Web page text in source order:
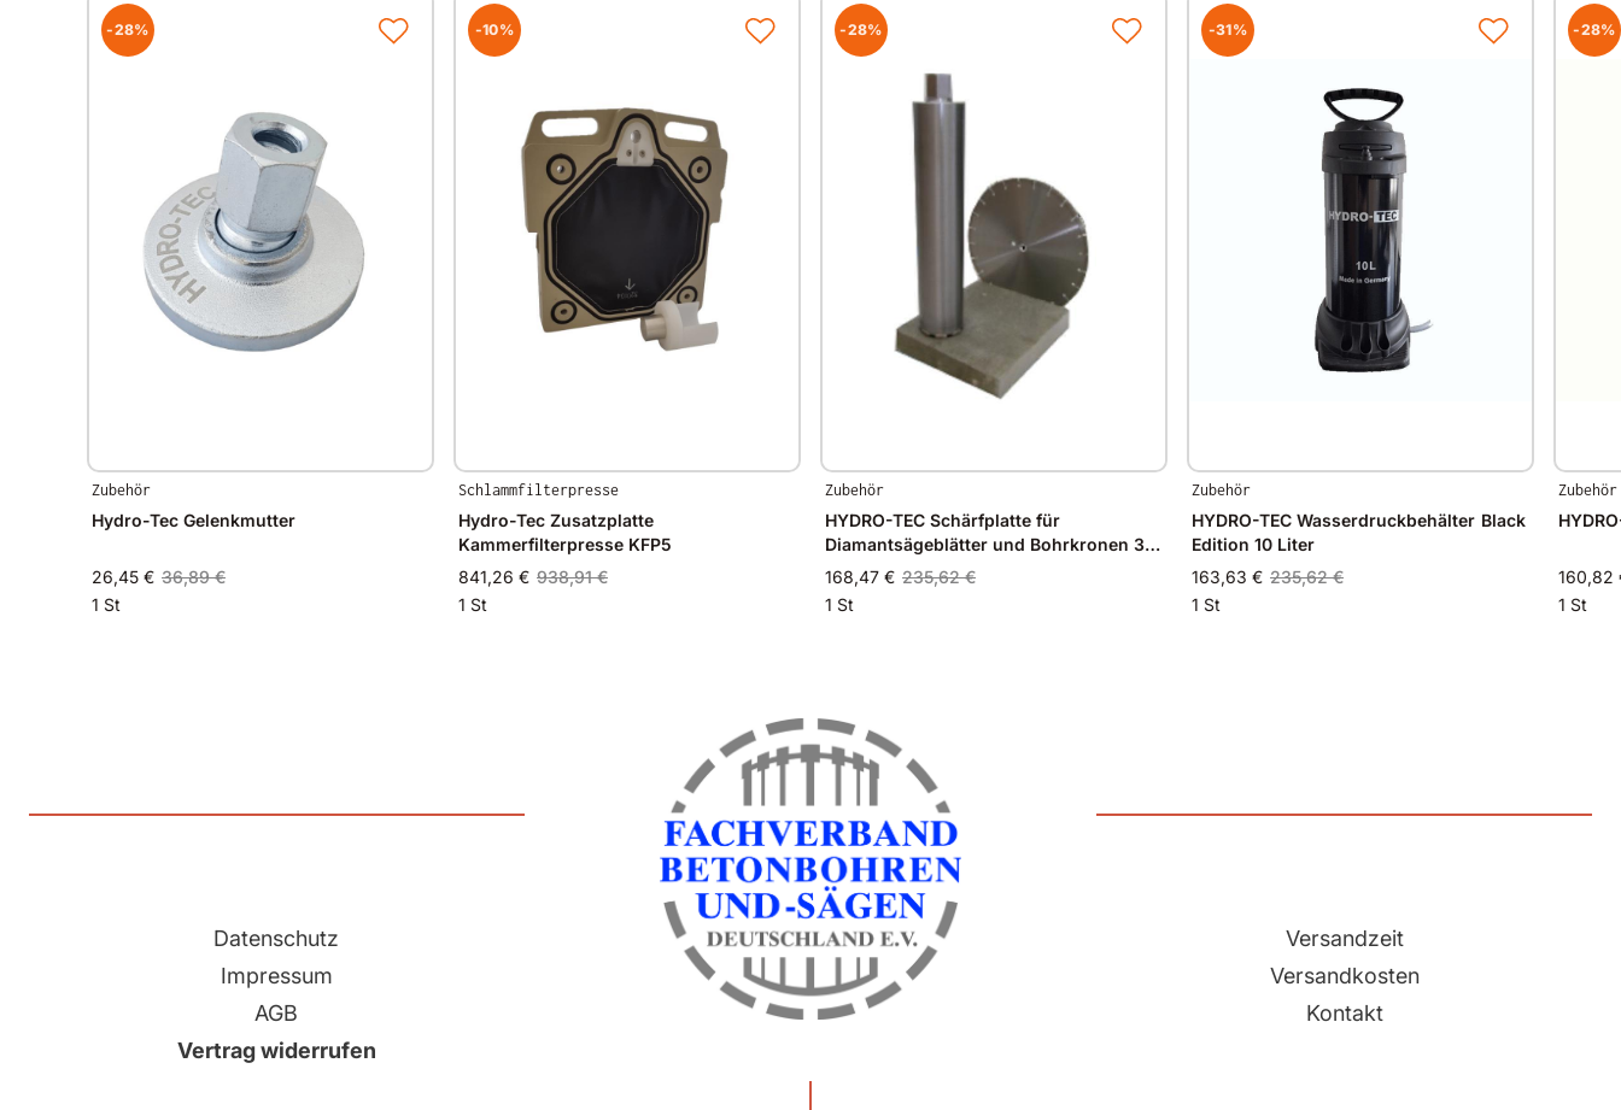
-28%
Zubehör
Hydro-Tec Gelenkmutter
26,45 € 36,89 €
1 St
-10%
Schlammfilterpresse
Hydro-Tec Zusatzplatte
Kammerfilterpresse KFP5
841,26 € 938,91 €
1 St
-28%
Zubehör
HYDRO-TEC Schärfplatte für
Diamantsägeblätter und Bohrkronen 330
x 280 x 50mm
168,47 € 235,62 €
1 St
-31%
Zubehör
HYDRO-TEC Wasserdruckbehälter Black
Edition 10 Liter
163,63 € 235,62 €
1 St
-28%
Zubehör
160,82
1 St
Datenschutz
Impressum
AGB
Vertrag widerrufen
Versandzeit
Versandkosten
Kontakt